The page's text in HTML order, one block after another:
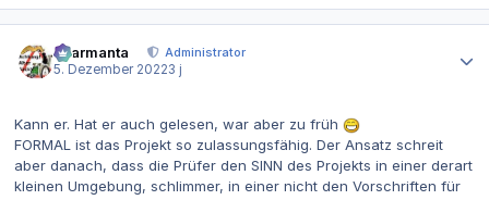
charmanta
Administrator
5. Dezember 20223 j
Kann er. Hat er auch gelesen, war aber zu früh
FORMAL ist das Projekt so zulassungsfähig. Der Ansatz schreit
aber danach, dass die Prüfer den SINN des Projekts in einer derart
kleinen Umgebung, schlimmer, in einer nicht den Vorschriften für